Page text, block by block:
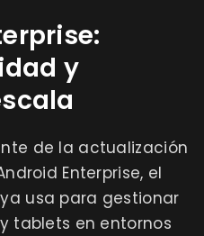
y
de la actualización
Enterprise, el
usa para gestionar
tablets en entornos